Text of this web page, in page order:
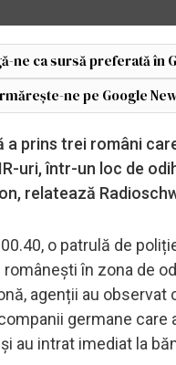
ne ca sursă preferată în
ne pe Google
a prins trei români
uri, într-un loc de
relatează
o patrulă de
în zona de
agenții au observat
germane
au intrat imediat la